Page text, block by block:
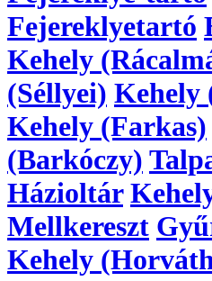
Fejereklyetartó
Kehely
(Séllyei) Kehely
Kehely (Farkas)
(Barkóczy)
Házioltár
Mellkereszt
Kehely